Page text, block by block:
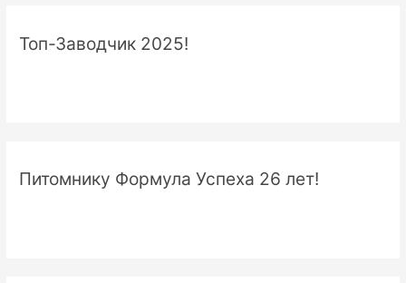
Топ-Заводчик 2025!
Питомнику Формула Успеха 26 лет!